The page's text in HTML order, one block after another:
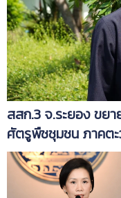
สสก.3 จ.ระยอง ขย
ศัตรูพืชชุมชน ภาคต